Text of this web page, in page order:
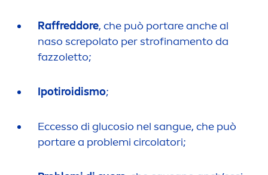
Raffreddore, che può portare anche al
naso screpolato per strofinamento da
fazzoletto;
Ipotiroidismo;
Eccesso di glucosio nel sangue, che può
portare a problemi circolatori;